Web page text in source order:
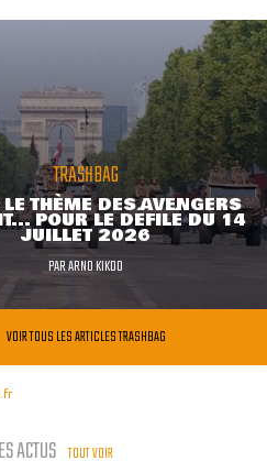
TRASHBAG
THÈME DES AVENGERS
POUR LE DÉFILÉ DU 14
JUILLET 2026
PARARNO KIKOO
VOIR TOUS LES ARTICLES TRASHBAG
ACTUS TOUT VOIR